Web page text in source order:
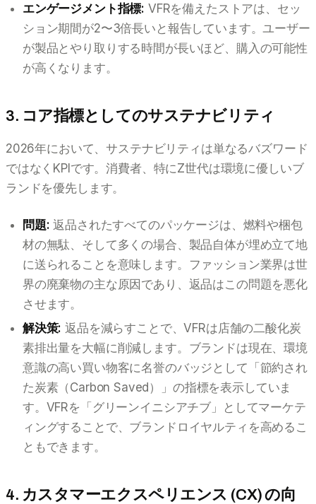
エンゲージメント指標: VFRを備えたストアは、セッ
ション期間が2〜3倍長いと報告しています。ユーザー
が製品とやり取りする時間が長いほど、購入の可能性
が高くなります。
3. コア指標としてのサステナビリティ
2026年において、サステナビリティは単なるバズワード
ではなくKPIです。消費者、特にZ世代は環境に優しいブ
ランドを優先します。
問題: 返品されたすべてのパッケージは、燃料や梱包
材の無駄、そして多くの場合、製品自体が埋め立て地
に送られることを意味します。ファッション業界は世
界の廃棄物の主な原因であり、返品はこの問題を悪化
させます。
解決策: 返品を減らすことで、VFRは店舗の二酸化炭
素排出量を大幅に削減します。ブランドは現在、環境
意識の高い買い物客に名誉のバッジとして「節約され
た炭素（Carbon Saved）」の指標を表示していま
す。VFRを「グリーンイニシアチブ」としてマーケテ
ィングすることで、ブランドロイヤルティを高めるこ
ともできます。
4. カスタマーエクスペリエンス (CX) の向